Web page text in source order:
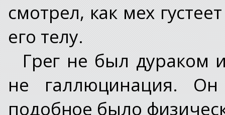
смотрел, как мех
его телу.
Грег не был дураком
не галлюцинация.
подобное было